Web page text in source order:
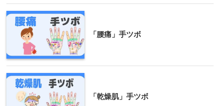
「腰痛」手ツボ
「乾燥肌」手ツボ